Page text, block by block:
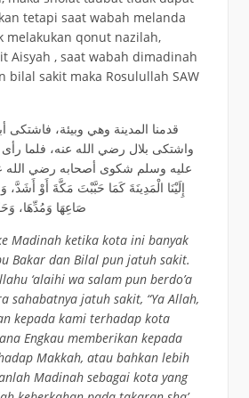
tetapi saat wabah melanda
melakukan qonut nazilah,
Aisyah , saat wabah dimadinah
bilal sakit maka Rosulullah SAW
قدمنا المدينة وهي وبيئة، فاشتكى
واشتكى بلال رضي الله عنه، فلما
عليه وسلم شكوى أصحابه رضي الله
إِلَيْنَا الْمَدِينَةَ كَمَا حَبَّبْتَ مَكَّةَ أَوْ
صَاعِهَا وَمُدِّهَا،
Madinah ketika kota ini banyak
Bakar dan Bilal pun jatuh sakit.
‘alaihi wa salam pun berdo’a
sahabatnya jatuh sakit, “Ya Allah,
kepada kami terhadap kota
Engkau memberikan kepada
Makkah, atau bahkan lebih
Madinah sebagai kota yang